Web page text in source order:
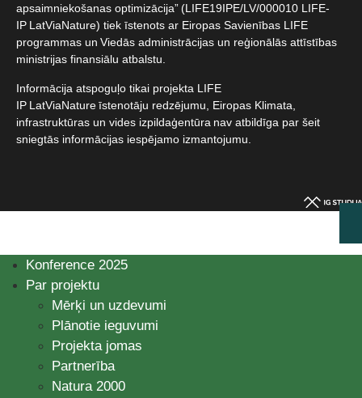
apsaimniekošanas optimizācija” (LIFE19IPE/LV/000010 LIFE-
IP LatViaNature) tiek īstenots ar Eiropas Savienības LIFE
programmas un Viedās administrācijas un reģionālās attīstības
ministrijas finansiālu atbalstu.​
Informācija atspoguļo tikai projekta LIFE
IP LatViaNature īstenotāju redzējumu, Eiropas Klimata,
infrastruktūras un vides izpildaģentūra nav atbildīga par šeit
sniegtās informācijas iespējamo izmantojumu.​
Konference 2025
Par projektu
Mērķi un uzdevumi
Plānotie ieguvumi
Projekta jomas
Partnerība
Natura 2000